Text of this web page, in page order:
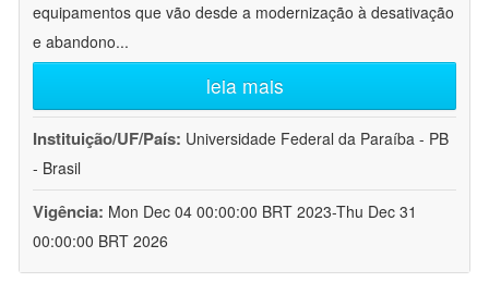
equipamentos que vão desde a modernização à desativação
e abandono...
leia mais
Instituição/UF/País: Universidade Federal da Paraíba - PB
- Brasil
Vigência: Mon Dec 04 00:00:00 BRT 2023-Thu Dec 31
00:00:00 BRT 2026